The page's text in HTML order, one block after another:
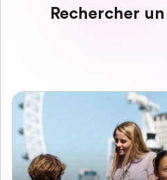
Rechercher